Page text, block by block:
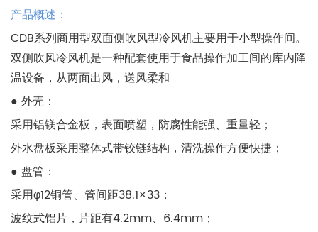
产品概述：
CDB系列商用型双面侧吹风型冷风机主要用于小型操作间。
双侧吹风冷风机是一种配套使用于食品操作加工间的库内降
温设备，从两面出风，送风柔和
● 外壳：
采用铝镁合金板，表面喷塑，防腐性能强、重量轻；
外水盘板采用整体式带铰链结构，清洗操作方便快捷；
● 盘管：
采用φ12铜管、管间距38.1×33；
波纹式铝片，片距有4.2mm、6.4mm；